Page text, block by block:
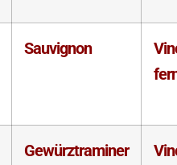
Sauvignon
Gewürztraminer